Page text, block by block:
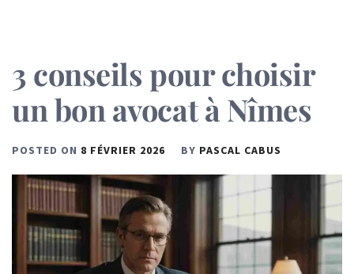
3 conseils pour choisir
un bon avocat à Nîmes
POSTED ON 8 FÉVRIER 2026 BY PASCAL CABUS